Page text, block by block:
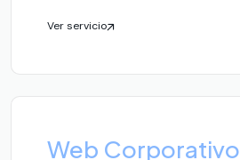
Ver servicio
Web Corporativo